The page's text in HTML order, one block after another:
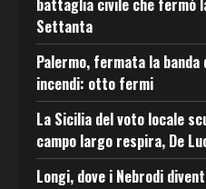
battaglia civile che fermò
Settanta
Palermo, fermata la
incendi: otto fermi
La Sicilia del voto locale
campo largo respira, De
Longi, dove i Nebrodi